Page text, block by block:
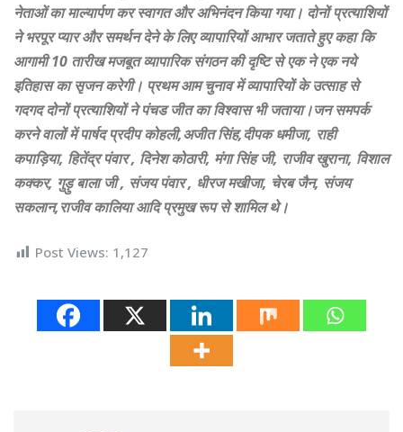
नेताओं का माल्यार्पण कर स्वागत और अभिनंदन किया गया। दोनों प्रत्याशियों
ने भरपूर प्यार और समर्थन देने के लिए व्यापारियों आभार जताते हुए कहा कि
आगामी 10 तारीख मजबूत व्यापारिक संगठन की दृष्टि से एक ने एक नये
इतिहास का सृजन करेगी। प्रथम आम चुनाव में व्यापारियों के उत्साह से
गदगद दोनों प्रत्याशियों ने पंचड जीत का विश्वास भी जताया।जन समपर्क
करने वालों में पार्षद प्रदीप कोहली,अजीत सिंह,दीपक धमीजा, राही
कपाड़िया, हितेंद्र पंवार , दिनेश कोठारी, मंगा सिंह जी, राजीव खुराना, विशाल
कक्कर, गुड़ु बाला जी , संजय पंवार , धीरज मखीजा, चेरब जैन, संजय
सकलान,राजीव कालिया आदि प्रमुख रूप से शामिल थे।
Post Views: 1,127